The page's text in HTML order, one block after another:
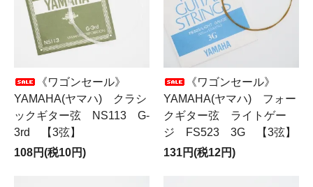
《ワゴンセール》
YAMAHA(ヤマハ) クラシ
ックギター弦 NS113 G-
3rd 【3弦】
108円(税10円)
《ワゴンセール》
YAMAHA(ヤマハ) フォー
クギター弦 ライトゲー
ジ FS523 3G 【3弦】
131円(税12円)